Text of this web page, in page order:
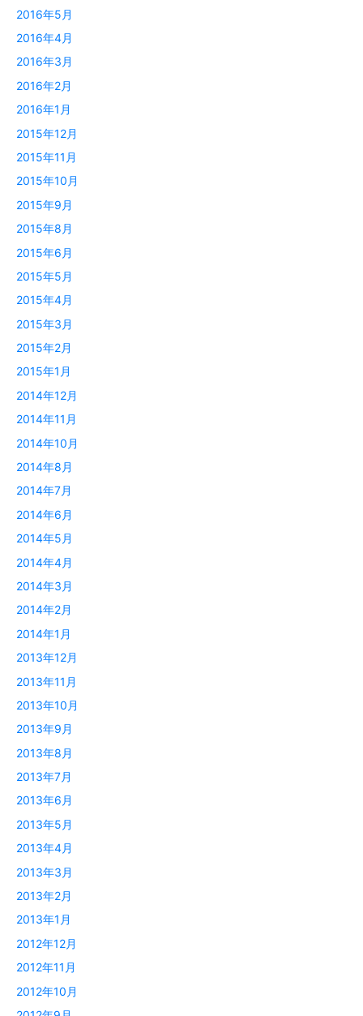
2016年5月
2016年4月
2016年3月
2016年2月
2016年1月
2015年12月
2015年11月
2015年10月
2015年9月
2015年8月
2015年6月
2015年5月
2015年4月
2015年3月
2015年2月
2015年1月
2014年12月
2014年11月
2014年10月
2014年8月
2014年7月
2014年6月
2014年5月
2014年4月
2014年3月
2014年2月
2014年1月
2013年12月
2013年11月
2013年10月
2013年9月
2013年8月
2013年7月
2013年6月
2013年5月
2013年4月
2013年3月
2013年2月
2013年1月
2012年12月
2012年11月
2012年10月